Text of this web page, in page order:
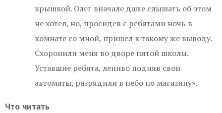
крышкой. Олег вначале даже слышать об этом
не хотел, но, просидев с ребятами ночь в
комнате со мной, пришел к такому же выводу.
Схоронили меня во дворе пятой школы.
Уставшие ребята, лениво подняв свои
автоматы, разрядили в небо по магазину».
Что читать